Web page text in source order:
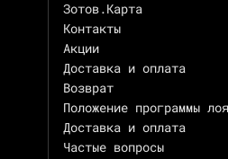
Зотов.Карта
Контакты
Акции
Доставка и оплата
Возврат
Положение программы
Доставка и оплата
Частые вопросы